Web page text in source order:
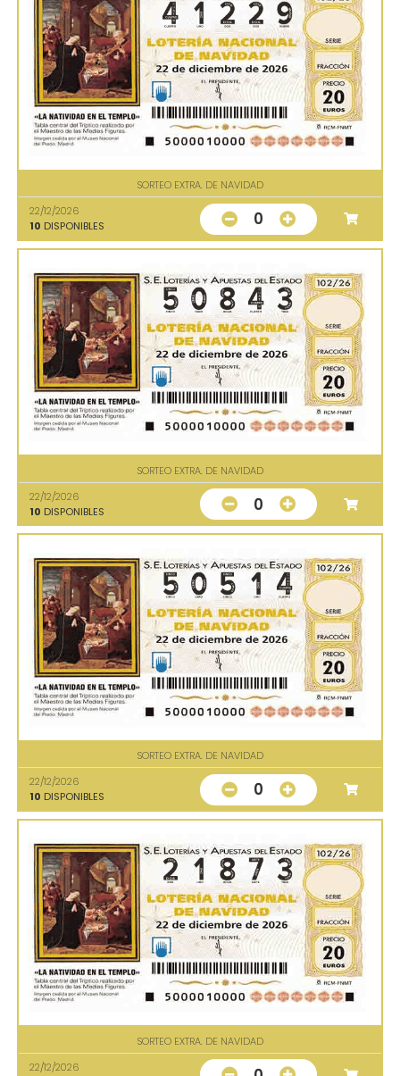
SORTEO EXTRA. DE NAVIDAD
22/12/2026
10 DISPONIBLES 0
SORTEO EXTRA. DE NAVIDAD
22/12/2026
10 DISPONIBLES 0
SORTEO EXTRA. DE NAVIDAD
22/12/2026
10 DISPONIBLES 0
SORTEO EXTRA. DE NAVIDAD
22/12/2026